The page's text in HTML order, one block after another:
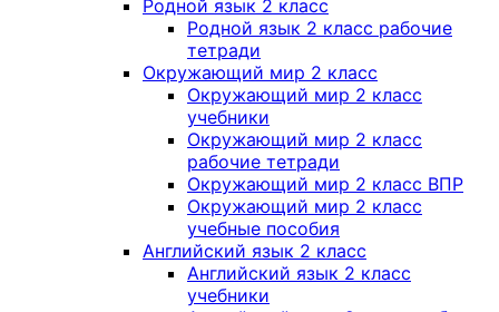
Родной язык 2 класс
Родной язык 2 класс рабочие
тетради
Окружающий мир 2 класс
Окружающий мир 2 класс
учебники
Окружающий мир 2 класс
рабочие тетради
Окружающий мир 2 класс ВПР
Окружающий мир 2 класс
учебные пособия
Английский язык 2 класс
Английский язык 2 класс
учебники